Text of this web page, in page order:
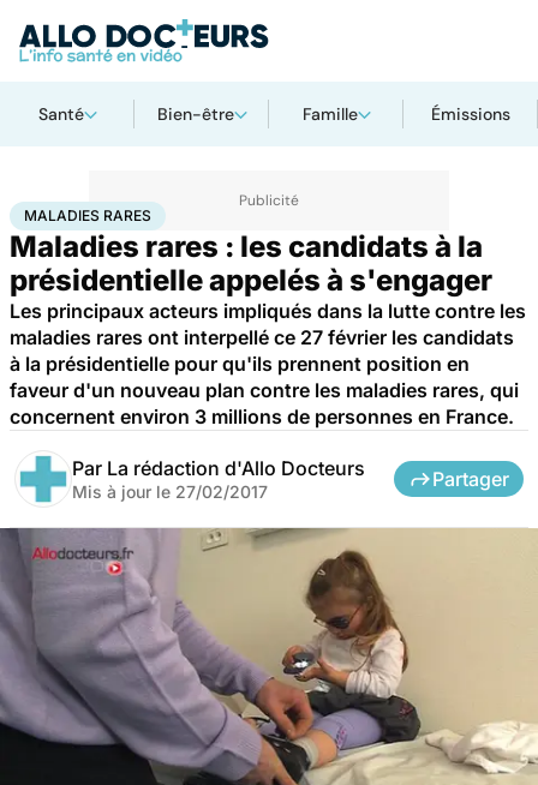
Santé Bien-être Famille Émissions
AccueilSantéMaladies Maladies raresMaladies rares
MALADIES RARES
Maladies rares : les candidats à la
présidentielle appelés à s'engager
Les principaux acteurs impliqués dans la lutte contre les
maladies rares ont interpellé ce 27 février les candidats
à la présidentielle pour qu'ils prennent position en
faveur d'un nouveau plan contre les maladies rares, qui
concernent environ 3 millions de personnes en France.
Par La rédaction d'Allo Docteurs
Mis à jour le 27/02/2017
Partager